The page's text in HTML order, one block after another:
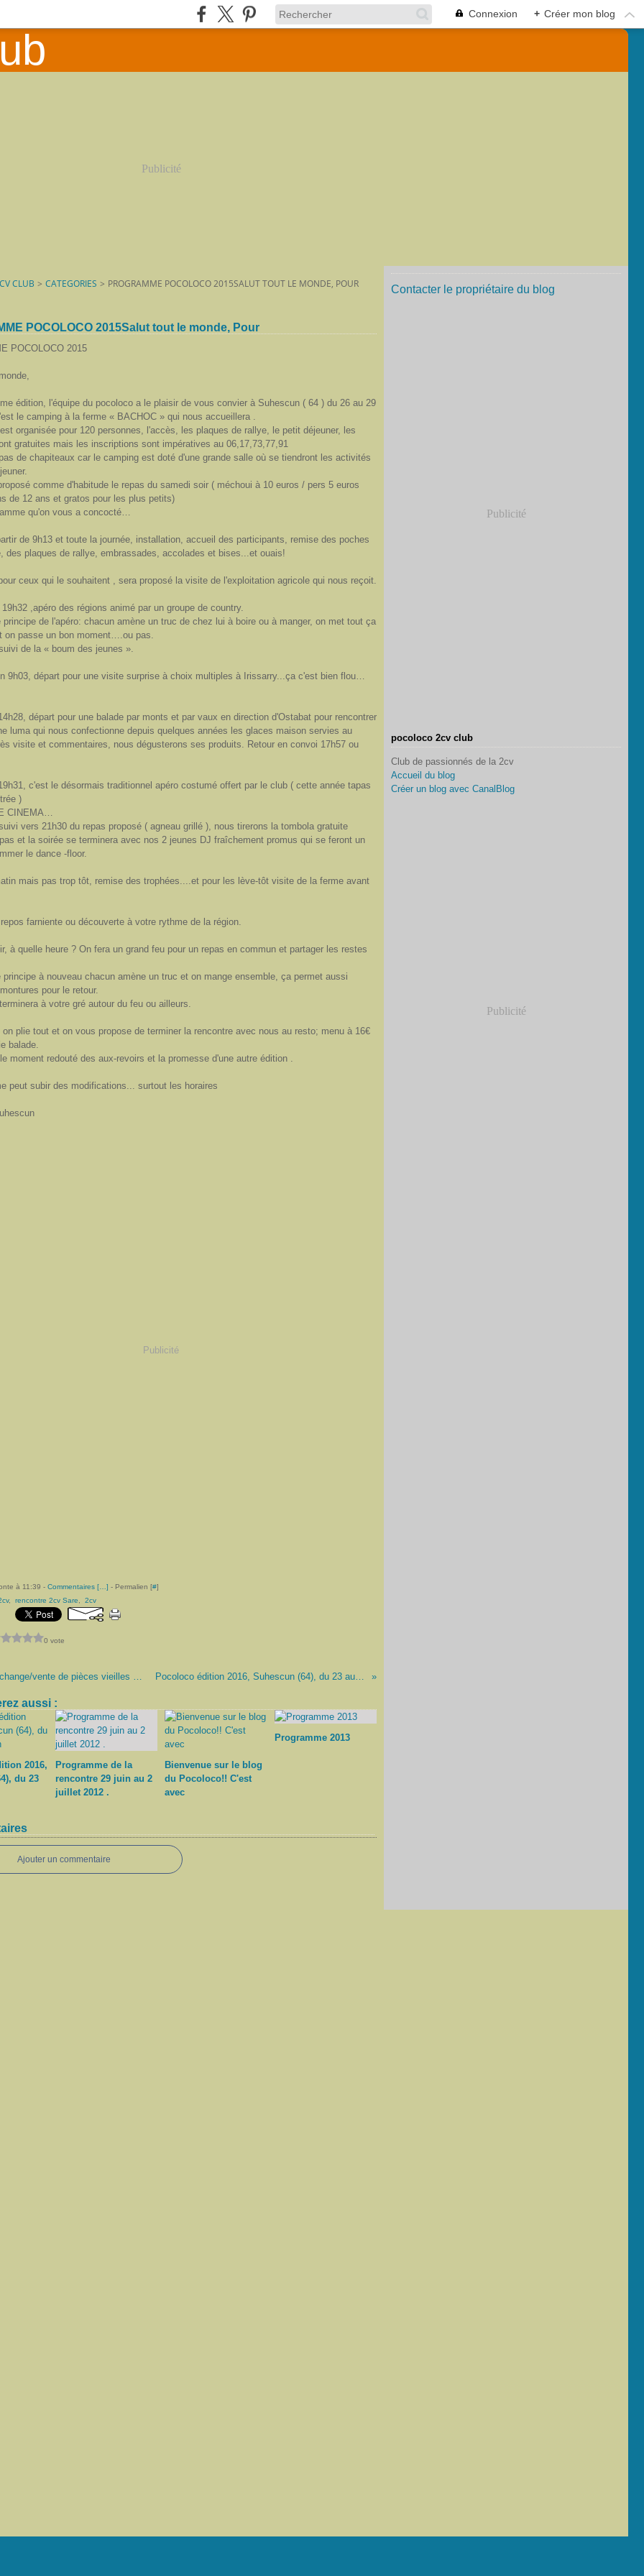
Connexion + Créer mon blog
Publicité
CLUB > CATEGORIES > PROGRAMME POCOLOCO 2015SALUT TOUT LE MONDE, POUR
POCOLOCO 2015Salut tout le monde, Pour
POCOLOCO 2015
édition, l'équipe du pocoloco a le plaisir de vous convier à Suhescun ( 64 ) du 26 au 29
le camping à la ferme « BACHOC » qui nous accueillera .
organisée pour 120 personnes, l'accès, les plaques de rallye, le petit déjeuner, les
gratuites mais les inscriptions sont impératives au 06,17,73,77,91
de chapiteaux car le camping est doté d'une grande salle où se tiendront les activités
comme d'habitude le repas du samedi soir ( méchoui à 10 euros / pers 5 euros
de 12 ans et gratos pour les plus petits)
qu'on vous a concocté…
de 9h13 et toute la journée, installation, accueil des participants, remise des poches
des plaques de rallye, embrassades, accolades et bises...et ouais!
ceux qui le souhaitent , sera proposé la visite de l'exploitation agricole qui nous reçoit.
,apéro des régions animé par un groupe de country.
principe de l'apéro: chacun amène un truc de chez lui à boire ou à manger, on met tout ça
on passe un bon moment….ou pas.
de la « boum des jeunes ».
9h03, départ pour une visite surprise à choix multiples à Irissarry...ça c'est bien flou…
départ pour une balade par monts et par vaux en direction d'Ostabat pour rencontrer
luma qui nous confectionne depuis quelques années les glaces maison servies au
visite et commentaires, nous dégusterons ses produits. Retour en convoi 17h57 ou
c'est le désormais traditionnel apéro costumé offert par le club ( cette année tapas
)
CINEMA…
vers 21h30 du repas proposé ( agneau grillé ), nous tirerons la tombola gratuite
et la soirée se terminera avec nos 2 jeunes DJ fraîchement promus qui se feront un
le dance -floor.
mais pas trop tôt, remise des trophées....et pour les lève-tôt visite de la ferme avant
farniente ou découverte à votre rythme de la région.
à quelle heure ? On fera un grand feu pour un repas en commun et partager les restes
principe à nouveau chacun amène un truc et on mange ensemble, ça permet aussi
pour le retour.
à votre gré autour du feu ou ailleurs.
on plie tout et on vous propose de terminer la rencontre avec nous au resto; menu à 16€
balade.
moment redouté des aux-revoirs et la promesse d'une autre édition .
peut subir des modifications... surtout les horaires
Publicité
à 11:39 - Commentaires [ ] - Permalien [#]
, rencontre 2cv Sare 2cv
0 vote
Bourse d'échange/vente de pièces vieilles voitures Pocoloco édition 2016, Suhescun (64), du 23 au 27 Juin
aussi :
2016,
du 23
Programme de la
rencontre 29 juin au 2
juillet 2012 .
Bienvenue sur le blog
du Pocoloco!! C'est
avec
Programme 2013
Ajouter un commentaire
Contacter le propriétaire du blog
Publicité
pocoloco 2cv club
Club de passionnés de la 2cv
Accueil du blog
Créer un blog avec CanalBlog
Publicité